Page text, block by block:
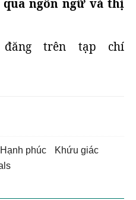
ngôn ngữ và thị
đăng trên tạp chí
hạnh phúc
khứu giác